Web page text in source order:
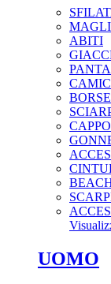
ABITI
BORSE
UOMO